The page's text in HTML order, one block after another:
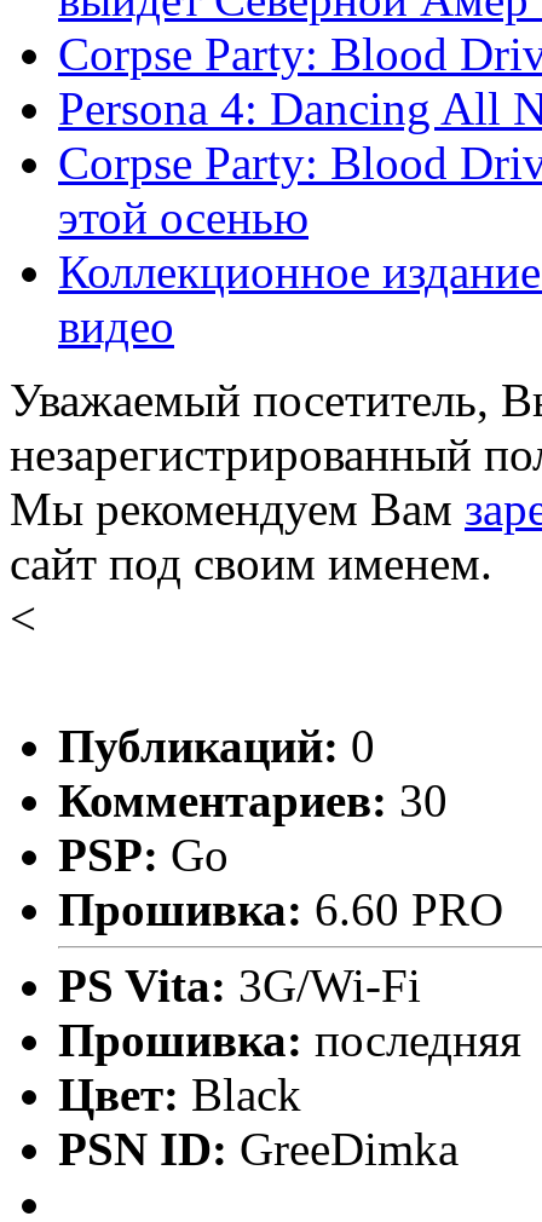
Corpse Party: Blood
Persona 4: Dancing All
Corpse Party: Blood
этой осенью
Коллекционное
видео
Уважаемый посетитель,
незарегистрированный
Мы рекомендуем Вам
сайт под своим именем.
<
Публикаций: 0
Комментариев: 30
PSP: Go
Прошивка: 6.60 PRO
PS Vita: 3G/Wi-Fi
Прошивка: последняя
Цвет: Black
PSN ID: GreeDimka